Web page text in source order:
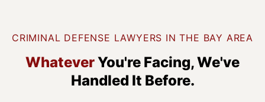
CRIMINAL DEFENSE LAWYERS IN THE BAY AREA
WhateverYou're Facing,We've
Handled It Before.